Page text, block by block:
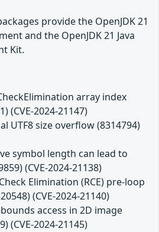
provide the OpenJDK 21
and the OpenJDK 21 Java
Kit.
array index
(CVE-2024-21147)
UTF8 size overflow (8314794)
symbol length can lead to
(CVE-2024-21138)
Elimination (RCE) pre-loop
(CVE-2024-21140)
access in 2D image
(CVE-2024-21145)